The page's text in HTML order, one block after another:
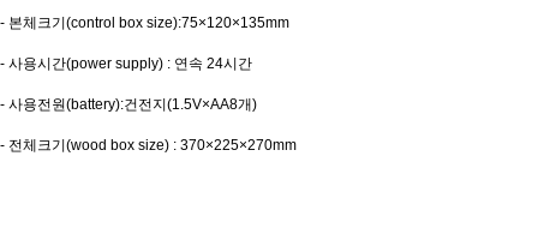
- 본체크기(control box size):75×120×135mm
- 사용시간(power supply) : 연속 24시간
- 사용전원(battery):건전지(1.5V×AA8개)
- 전체크기(wood box size) : 370×225×270mm